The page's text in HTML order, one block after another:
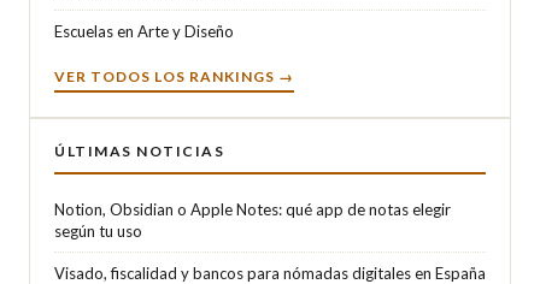
Escuelas en Arte y Diseño
VER TODOS LOS RANKINGS →
ÚLTIMAS NOTICIAS
Notion, Obsidian o Apple Notes: qué app de notas elegir
según tu uso
Visado, fiscalidad y bancos para nómadas digitales en España